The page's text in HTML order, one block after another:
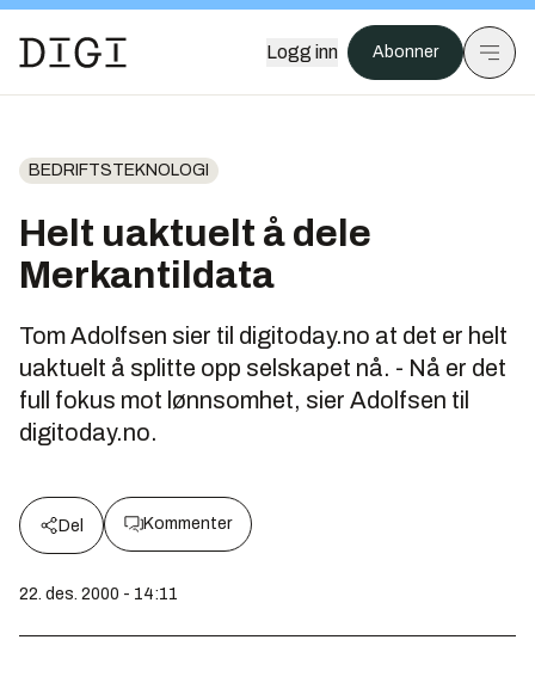
Logg inn Abonner
BEDRIFTSTEKNOLOGI
Helt uaktuelt å dele
Merkantildata
Tom Adolfsen sier til digitoday.no at det er helt
uaktuelt å splitte opp selskapet nå. - Nå er det
full fokus mot lønnsomhet, sier Adolfsen til
digitoday.no.
Del Kommenter
22. des. 2000 - 14:11